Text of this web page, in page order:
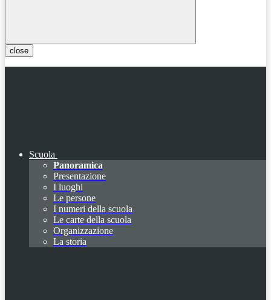
close
Scuola
Panoramica
Presentazione
I luoghi
Le persone
I numeri della scuola
Le carte della scuola
Organizzazione
La storia